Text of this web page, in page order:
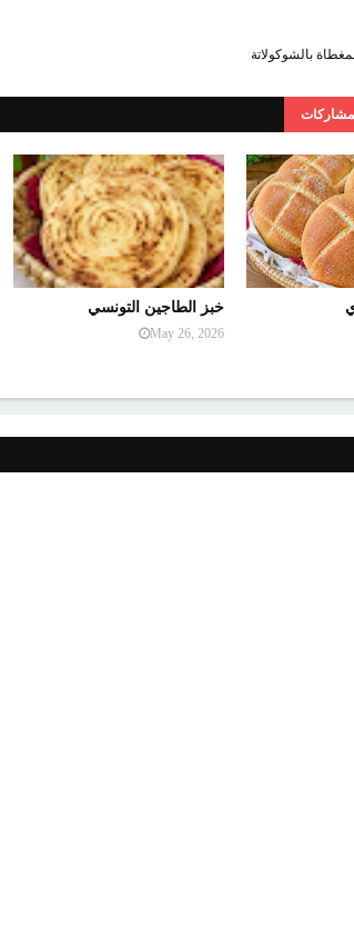
بالشوكولاتة
خبز الطاجين التونسي
May 26, 2026